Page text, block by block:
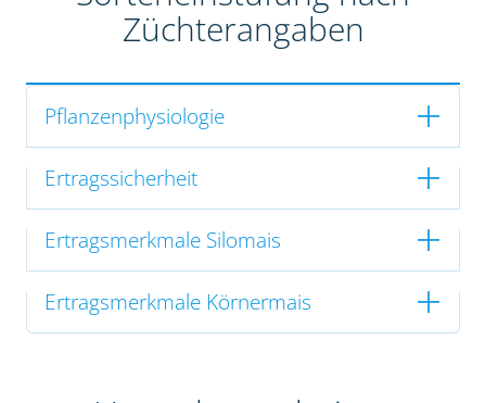
Züchterangaben
Pflanzenphysiologie
Ertragssicherheit
Ertragsmerkmale Silomais
Ertragsmerkmale Körnermais